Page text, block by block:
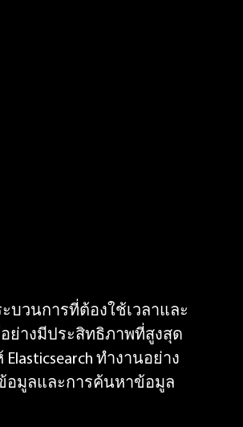
บวนการที่ต้องใช้เวลาและ
ย่างมีประสิทธิภาพที่สูงสุด
ทำงานอย่าง
อมูลและการค้นหาข้อมูล